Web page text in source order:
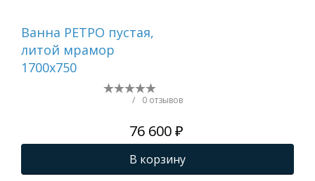
Ванна РЕТРО пустая,
литой мрамор
1700х750
/ 0 отзывов
76 600 ₽
В корзину